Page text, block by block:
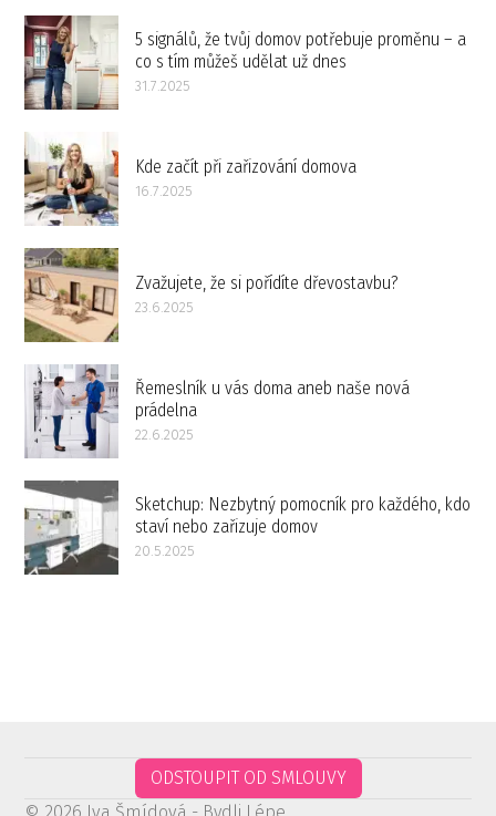
5 signálů, že tvůj domov potřebuje proměnu – a
co s tím můžeš udělat už dnes
31.7.2025
Kde začít při zařizování domova
16.7.2025
Zvažujete, že si pořídíte dřevostavbu?
23.6.2025
Řemeslník u vás doma aneb naše nová
prádelna
22.6.2025
Sketchup: Nezbytný pomocník pro každého, kdo
staví nebo zařizuje domov
20.5.2025
ODSTOUPIT OD SMLOUVY
© 2026 Iva Šmídová - Bydli Lépe